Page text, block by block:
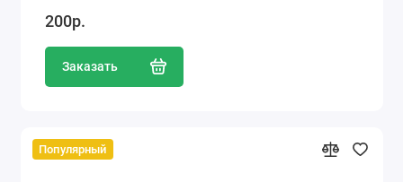
200р.
Заказать
Популярный